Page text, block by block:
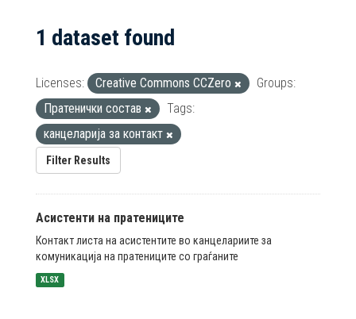
1 dataset found
Licenses: Creative Commons CCZero
Groups:
Пратенички состав
Tags:
канцеларија за контакт
Filter Results
Асистенти на пратениците
Контакт листа на асистентите во канцелариите за
комуникација на пратениците со граѓаните
XLSX